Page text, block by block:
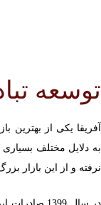
توسعه
آفریقا یکی از بهترین
به دلایل مختلف بسیاری
نرفته و از این بازار